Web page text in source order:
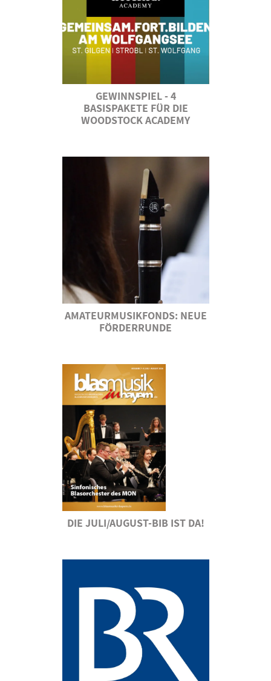
GEWINNSPIEL - 4
BASISPAKETE FÜR DIE
WOODSTOCK ACADEMY
AMATEURMUSIKFONDS: NEUE
FÖRDERRUNDE
DIE JULI/AUGUST-BIB IST DA!